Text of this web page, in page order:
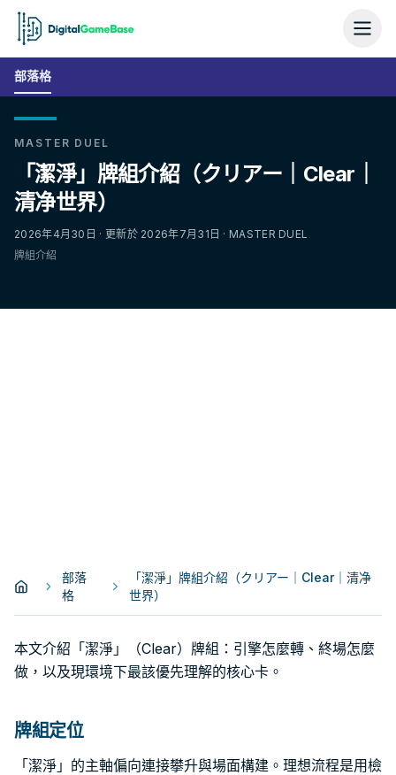
部落格
MASTER DUEL
「潔淨」牌組介紹（クリアー｜Clear｜
清净世界）
2026年4月30日 · 更新於 2026年7月31日 · MASTER DUEL
牌組介紹
部落
格
「潔淨」牌組介紹（クリアー｜Clear｜清净
世界）
本文介紹「潔淨」（Clear）牌組：引擎怎麼轉、終場怎麼
做，以及現環境下最該優先理解的核心卡。
牌組定位
「潔淨」的主軸偏向連接攀升與場面構建。理想流程是用檢